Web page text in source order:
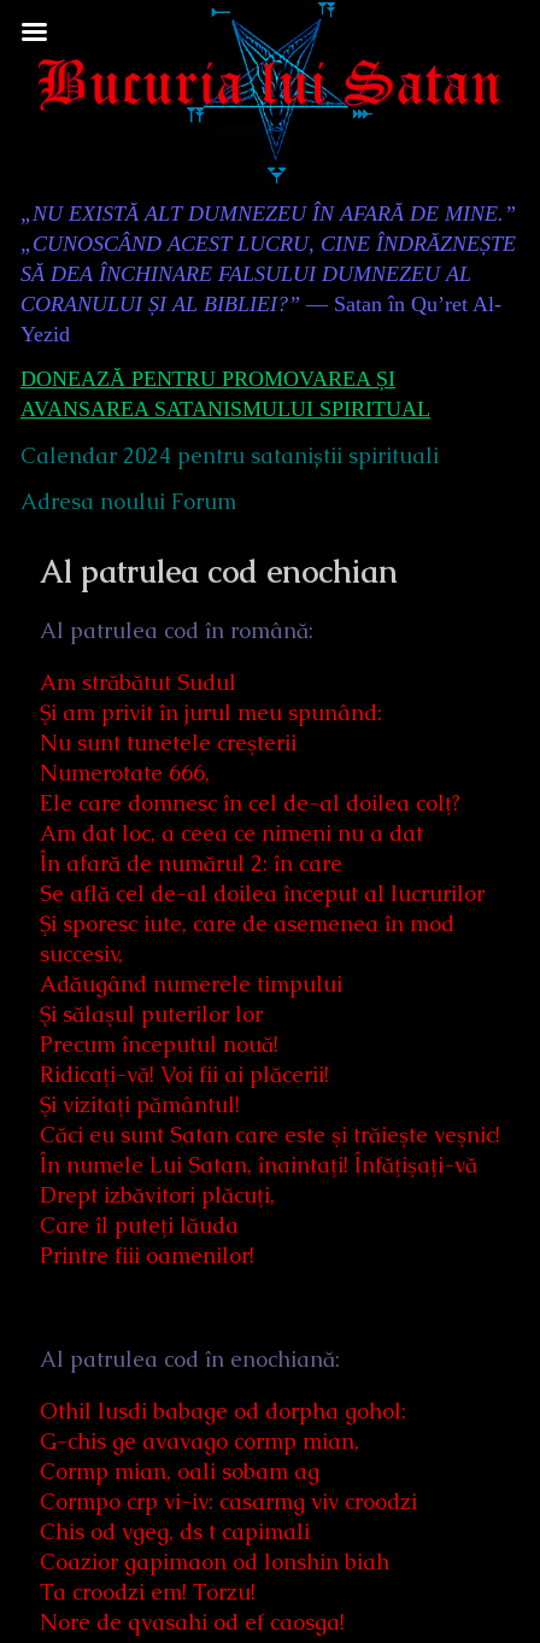
to
Content
Header
„NU EXISTĂ ALT DUMNEZEU ÎN AFARĂ DE MINE.”
„CUNOSCÂND ACEST LUCRU, CINE ÎNDRĂZNEȘTE
SĂ DEA ÎNCHINARE FALSULUI DUMNEZEU AL
CORANULUI ȘI AL BIBLIEI?” — Satan în Qu’ret Al-
Yezid
DONEAZĂ PENTRU PROMOVAREA ȘI
AVANSAREA SATANISMULUI SPIRITUAL
Calendar 2024 pentru sataniștii spirituali
Adresa noului Forum
Al patrulea cod enochian
Al patrulea cod în română:
Am străbătut Sudul
Şi am privit în jurul meu spunând:
Nu sunt tunetele creşterii
Numerotate 666,
Ele care domnesc în cel de-al doilea colţ?
Am dat loc, a ceea ce nimeni nu a dat
În afară de numărul 2: în care
Se află cel de-al doilea început al lucrurilor
Şi sporesc iute, care de asemenea în mod
succesiv,
Adăugând numerele timpului
Şi sălaşul puterilor lor
Precum începutul nouă!
Ridicaţi-vă! Voi fii ai plăcerii!
Şi vizitaţi pământul!
Căci eu sunt Satan care este şi trăieşte veşnic!
În numele Lui Satan, înaintaţi! Înfăţişaţi-vă
Drept izbăvitori plăcuţi,
Care îl puteţi lăuda
Printre fiii oamenilor!
Al patrulea cod în enochiană:
Othil lusdi babage od dorpha gohol:
G-chis ge avavago cormp mian,
Cormp mian, oali sobam ag
Cormpo crp vi-iv: casarmg viv croodzi
Chis od vgeg, ds t capimali
Coazior gapimaon od lonshin biah
Ta croodzi em! Torzu!
Nore de qvasahi od ef caosga!